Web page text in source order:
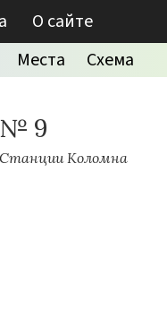
О сайте
Места Схема
9
Коломна